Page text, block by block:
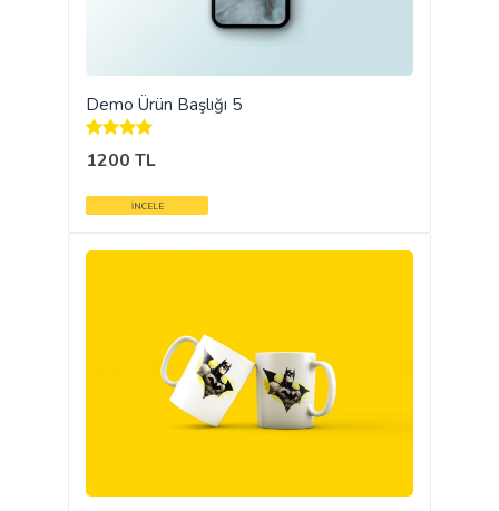
Demo Ürün Başlığı 5
1200 TL
İNCELE